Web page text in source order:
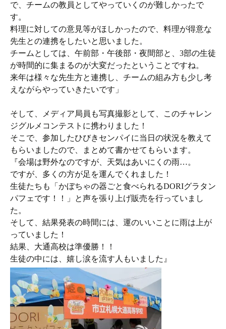
で、チームの教員としてやっていくのが難しかったで
す。
料理に対しての意見等がほしかったので、料理が得意な
先生との連携をしたいと思いました。
チームとしては、午前部・午後部・夜間部と、3部の生徒
が時間的に集まるのが大変だったということですね。
来年は様々な先生方と連携し、チームの組み方も少し考
えながらやっていきたいです」
そして、メディア局員も写真撮影として、このチャレン
ジグルメコンテストに携わりました！
そこで、参加したひびきセンパイに当日の状況を教えて
もらいましたので、まとめて書かせてもらいます。
『会場は野外なのですが、天気はあいにくの雨…。
ですが、多くの方が足を運んでくれました！
生徒たちも「かぼちゃの器ごと食べられるDORIグラタン
パフェです！！」と声を張り上げ販売を行っていまし
た。
そして、結果発表の時間には、運のいいことに雨は上が
っていました！
結果、大通高校は準優勝！！
生徒の中には、嬉し涙を流す人もいました』